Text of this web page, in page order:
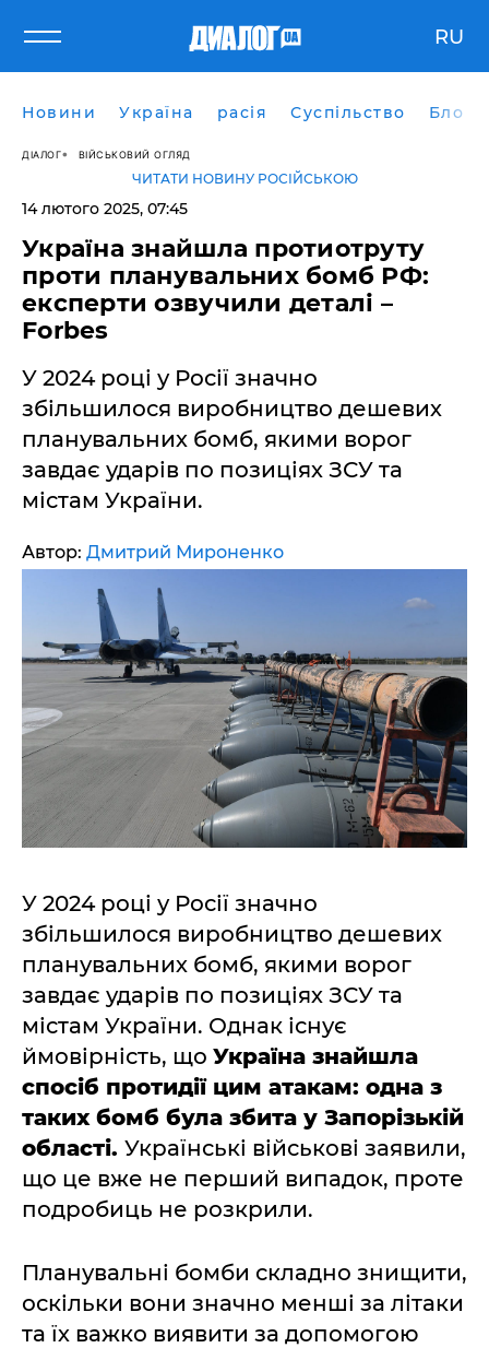
RU
Новини Україна расія Суспільство Блоги
ДІАЛОГ ВІЙСЬКОВИЙ ОГЛЯД
ЧИТАТИ НОВИНУ РОСІЙСЬКОЮ
14 лютого 2025, 07:45
Україна знайшла протиотруту
проти планувальних бомб РФ:
експерти озвучили деталі –
Forbes
У 2024 році у Росії значно
збільшилося виробництво дешевих
планувальних бомб, якими ворог
завдає ударів по позиціях ЗСУ та
містам України.
Автор: Дмитрий Мироненко
У 2024 році у Росії значно
збільшилося виробництво дешевих
планувальних бомб, якими ворог
завдає ударів по позиціях ЗСУ та
містам України. Однак існує
ймовірність, що Україна знайшла
спосіб протидії цим атакам: одна з
таких бомб була збита у Запорізькій
області. Українські військові заявили,
що це вже не перший випадок, проте
подробиць не розкрили.
Планувальні бомби складно знищити,
оскільки вони значно менші за літаки
та їх важко виявити за допомогою